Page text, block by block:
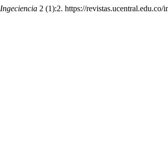
Ingeciencia 2 (1):2. https://